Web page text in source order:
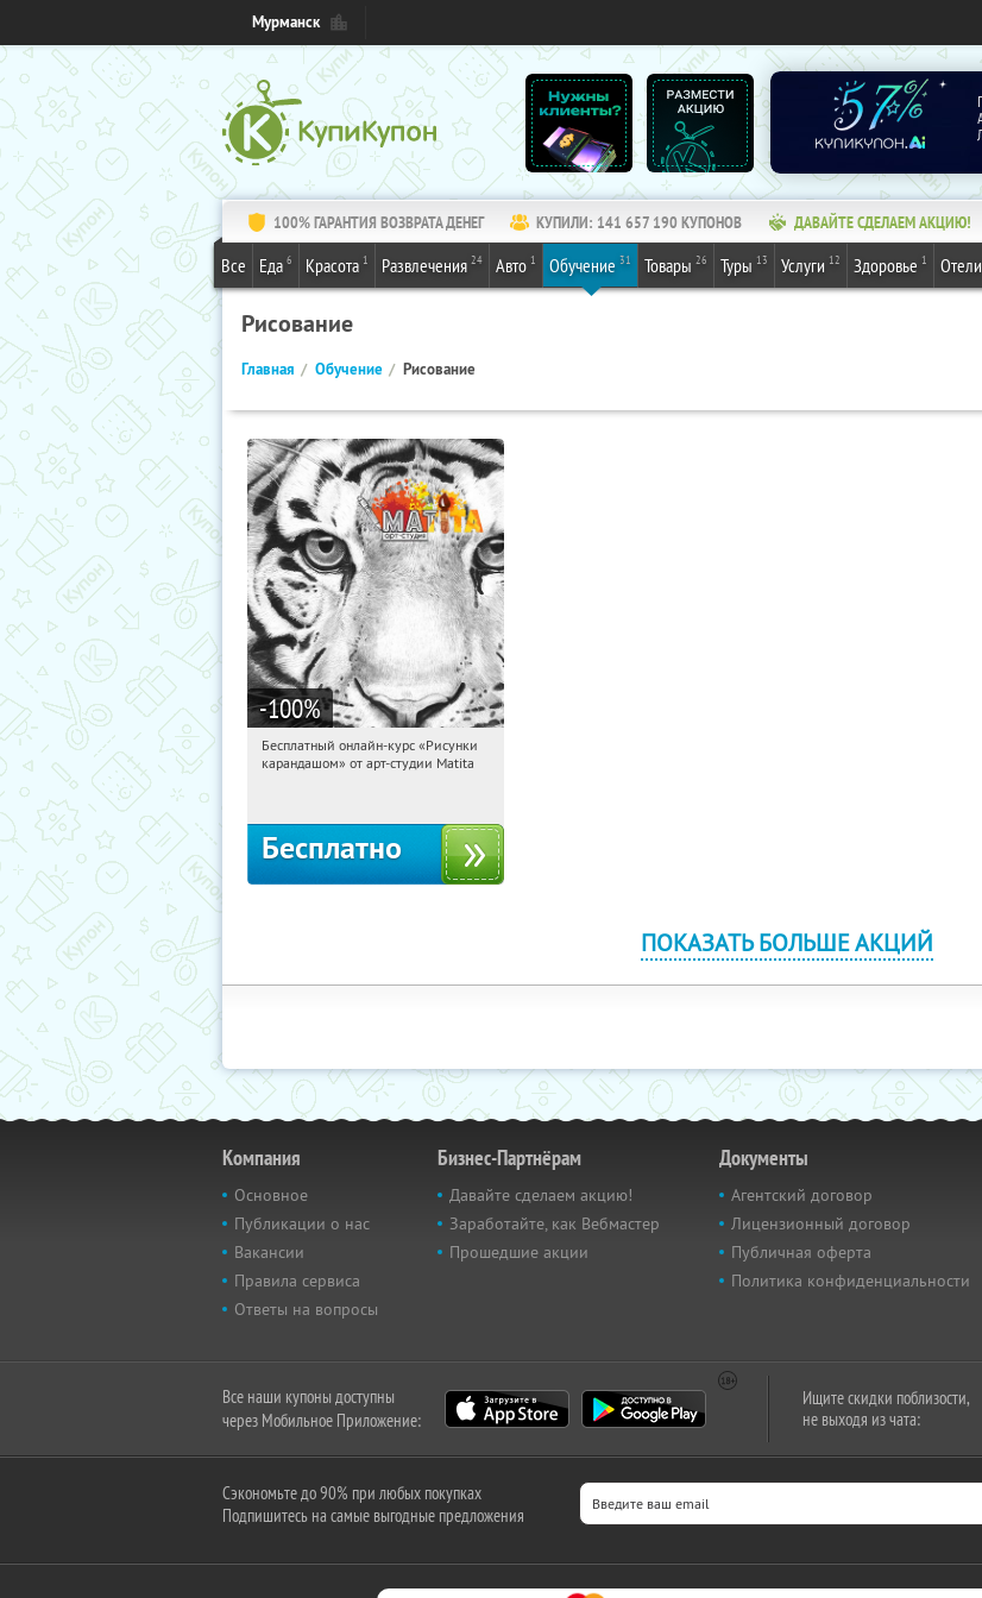
Мурманск
100% ГАРАНТИЯ ВОЗВРАТА ДЕНЕГ КУПИЛИ: 141 657 190КУПОНОВ ДАВАЙТЕ СДЕЛАЕМ АКЦИЮ!
Все Еда 6 Красота 1 Развлечения 24 Авто 1 Обучение 31 Товары 26 Туры 13 Услуги 12 Здоровье 1 Отели
Рисование
Главная Обучение Рисование
-100%
21:13:23 Получили:35
Бесплатный онлайн-курс «Рисунки
карандашом» от арт-студии Matita
Бесплатно
ПОКАЗАТЬ БОЛЬШЕ АКЦИЙ
Компания
Основное
Публикации о нас
Вакансии
Правила сервиса
Ответы на вопросы
Бизнес-Партнёрам
Давайте сделаем акцию!
Заработайте, как Вебмастер
Прошедшие акции
Документы
Агентский договор
Лицензионный договор
Публичная оферта
Политика конфиденциальности
Все наши купоны доступны
через Мобильное Приложение:
Ищите скидки поблизости,
не выходя из чата:
Сэкономьте до 90% при любых покупках
Подпишитесь на самые выгодные предложения